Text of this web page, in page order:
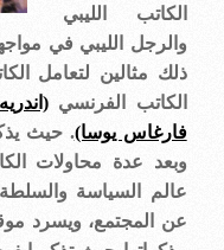
الكاتب الليبي
والرجل الليبي في
ذلك مثالين لتعامل
الكاتب الفرنسي
فارغاس يوسا). حيث
وبعد عدة محاولات
عالم السياسة
عن المجتمع، ويسرد